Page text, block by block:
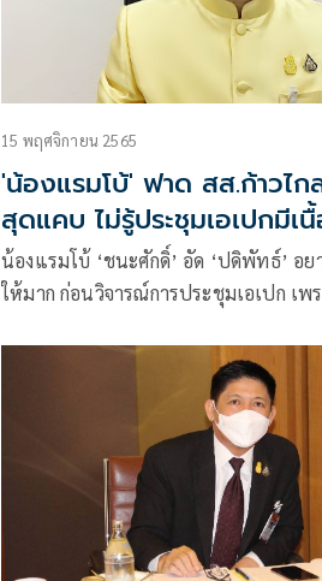
15 พฤศจิกายน 2565
'น้องแรมโบ้' ฟาด สส.ก้าวไ
สุดแคบ ไม่รู้ประชุมเอเปกมีเนื้
น้องแรมโบ้ ‘ชนะศักดิ์’ อัด ‘ปดิพัทธ์’ อย
ให้มาก ก่อนวิจารณ์การประชุมเอเปก เพ
ประโยชน์ทางการเมืองตัวเองเท่านั้น